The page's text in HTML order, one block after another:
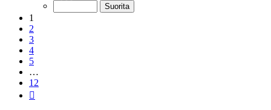
1
2
3
4
5
…
12